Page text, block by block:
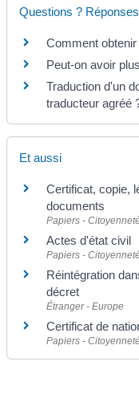
Questions ?
Comment
Peut-on avoir
Traduction d'un
traducteur agréé
Et aussi
Certificat, copie,
documents
Papiers -
Actes d'état civil
Papiers -
Réintégration
décret
Étranger - Europe
Certificat de
Papiers -